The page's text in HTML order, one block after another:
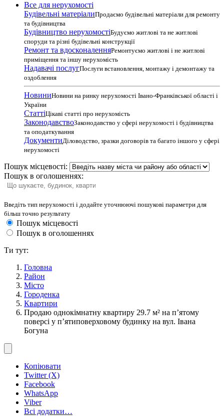
Все для нерухомості
Будівельні матеріалиПродаємо будівельні матеріали для ремонту
та будівництва
Будівництво нерухомостіБудуємо житлові та не житлові
споруди та різні будівельні конструкції
Ремонт та вдосконаленняРемонтуємо житлові і не житлові
приміщення та іншу нерухомість
Надавачі послугПослуги встановлення, монтажу і демонтажу та
оздоблення
НовиниНовини на ринку нерухомості Івано-Франківської області і
України
СтаттіЦікаві статті про нерухомість
ЗаконодавствоЗаконодавство у сфері нерухомості і будівництва
та оподаткування
ДокументиДіловодство, зразки договорів та багато іншого у сфері
нерухомості
Пошук місцевості:
Пошук в оголошеннях:
Введіть тип нерухомості і додайте уточнюючі пошукові параметри для
більш точно результату
Пошук місцевості
Пошук в оголошеннях
Ти тут:
Головна
Район
Місто
Городенка
Квартири
Продаю однокімнатну квартиру 29.7 м² на п’ятому
поверсі у п’ятиповерховому будинку на вул. Івана
Богуна
Копіювати
Twitter (X)
Facebook
WhatsApp
Viber
Всі додатки…